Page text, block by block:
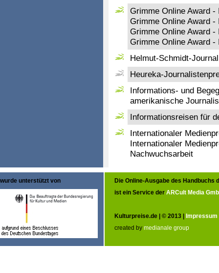
Grimme Online Award
Grimme Online Award
Grimme Online Award -
Grimme Online Award
Helmut-Schmidt-
Heureka-
Informations- und
amerikanische
Informationsreisen für
Internationaler
Internationaler
Nachwuchsarbeit
wurde unterstützt von
Die Online-Ausgabe des Handbuchs
ist ein Service der ARCult Media
Kulturpreise.de | © 2013 | Impressum
created by medianale group